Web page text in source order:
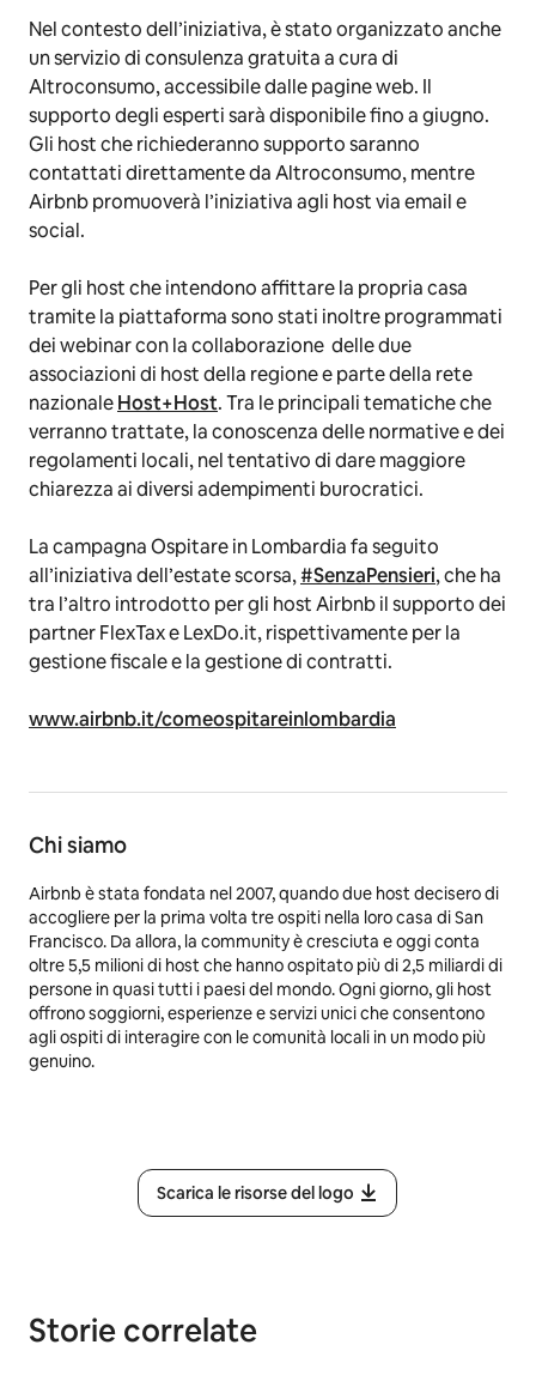
Nel contesto dell’iniziativa, è stato organizzato anche
un servizio di consulenza gratuita a cura di
Altroconsumo, accessibile dalle pagine web. Il
supporto degli esperti sarà disponibile fino a giugno.
Gli host che richiederanno supporto saranno
contattati direttamente da Altroconsumo, mentre
Airbnb promuoverà l’iniziativa agli host via email e
social.
Per gli host che intendono affittare la propria casa
tramite la piattaforma sono stati inoltre programmati
dei webinar con la collaborazione delle due
associazioni di host della regione e parte della rete
nazionaleHost+Host. Tra le principali tematiche che
verranno trattate, la conoscenza delle normative e dei
regolamenti locali, nel tentativo di dare maggiore
chiarezza ai diversi adempimenti burocratici.
La campagna Ospitare in Lombardia fa seguito
all’iniziativa dell’estate scorsa,#SenzaPensieri, che ha
tra l’altro introdotto per gli host Airbnb il supporto dei
partner FlexTax e LexDo.it, rispettivamente per la
gestione fiscale e la gestione di contratti.
www.airbnb.it/comeospitareinlombardia
Chi siamo
Airbnb è stata fondata nel 2007, quando due host decisero di
accogliere per la prima volta tre ospiti nella loro casa di San
Francisco. Da allora, la community è cresciuta e oggi conta
oltre 5,5 milioni di host che hanno ospitato più di 2,5 miliardi di
persone in quasi tutti i paesi del mondo. Ogni giorno, gli host
offrono soggiorni, esperienze e servizi unici che consentono
agli ospiti di interagire con le comunità locali in un modo più
genuino.
Scarica le risorse del logo
Storie correlate